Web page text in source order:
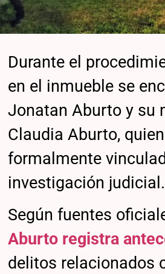
Durante el
en el inmueble se
Jonatan Aburto y su
Claudia Aburto,
formalmente
investigación judicial.
Según fuentes
Aburto registra
delitos relacionados